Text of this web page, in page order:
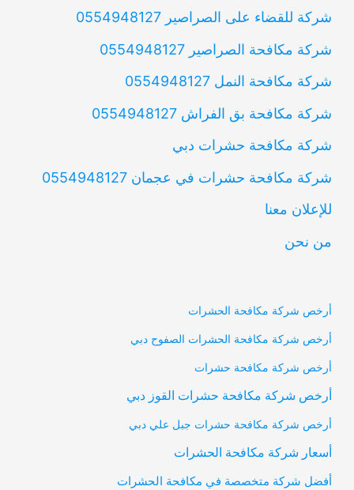
شركة للقضاء على الصراصير 0554948127
شركة مكافحة الصراصير 0554948127
شركة مكافحة النمل 0554948127
شركة مكافحة بق الفراش 0554948127
شركة مكافحة حشرات دبي
شركة مكافحة حشرات في عجمان 0554948127
للإعلان معنا
من نحن
أرخص شركة مكافحة الحشرات
أرخص شركة مكافحة الحشرات الصفوح دبي
أرخص شركة مكافحة حشرات
أرخص شركة مكافحة حشرات القوز دبي
أرخص شركة مكافحة حشرات جبل علي دبي
أسعار شركة مكافحة الحشرات
أفضل شركة متخصصة في مكافحة الحشرات